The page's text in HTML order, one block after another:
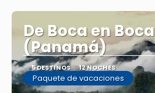
De Boca en Boca
(Panamá)
5 DESTINOS 12 NOCHES
Paquete de vacaciones